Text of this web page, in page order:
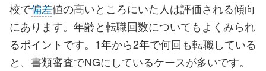
校で偏差値の高いところにいた人は評価される傾向
にあります。年齢と転職回数についてもよくみられ
るポイントです。1年から2年で何回も転職している
と、書類審査でNGにしているケースが多いです。